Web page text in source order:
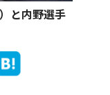
と内野選手